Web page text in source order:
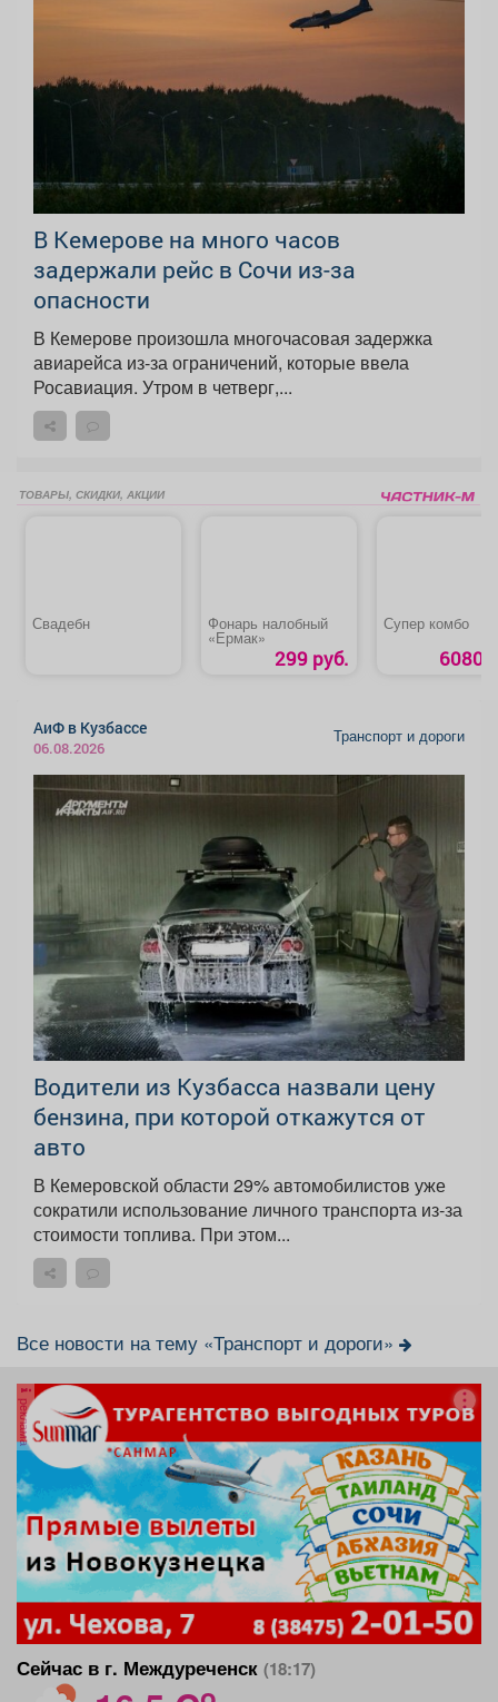
В Кемерове на много часов
задержали рейс в Сочи из-за
опасности
В Кемерове произошла многочасовая задержка
авиарейса из-за ограничений, которые ввела
Росавиация. Утром в четверг,...
ТОВАРЫ, СКИДКИ, АКЦИИ
Свадебн Фонарь налобный
«Ермак»
299 руб.
Супер комбо
6080
АиФ в Кузбассе
06.08.2026
Транспорт и дороги
Водители из Кузбасса назвали цену
бензина, при которой откажутся от
авто
В Кемеровской области 29% автомобилистов уже
сократили использование личного транспорта из‑за
стоимости топлива. При этом...
Все новости на тему «Транспорт и дороги»
реклама
Сейчас в г. Междуреченск (18:17)